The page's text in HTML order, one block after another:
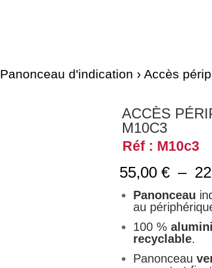
Panonceau d'indication › Accès
ACCÈS
M10C3
Réf : M10c3
55,00 € –
Panonceau
au
100 %
recyclable.
Panonceau